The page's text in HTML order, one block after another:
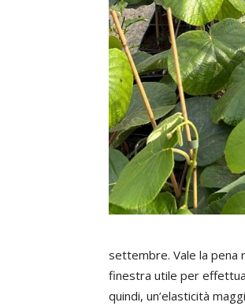
settembre. Vale la pena
finestra utile per
quindi, un’elasticità